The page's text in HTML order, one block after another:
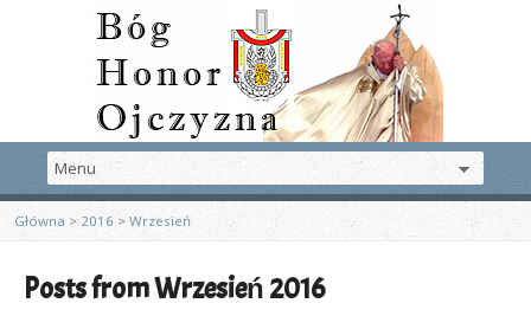
Główna >2016> Wrzesień
Posts from Wrzesień 2016